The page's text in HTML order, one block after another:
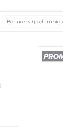
Bouncers y columpios